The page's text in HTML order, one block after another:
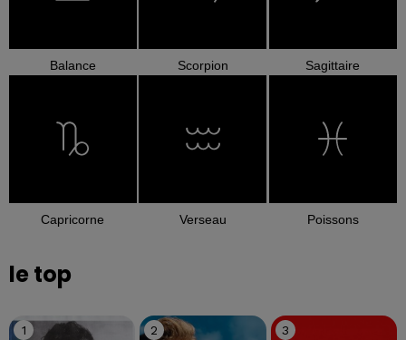
Balance Scorpion Sagittaire
Capricorne Verseau Poissons
le top
1 2 3